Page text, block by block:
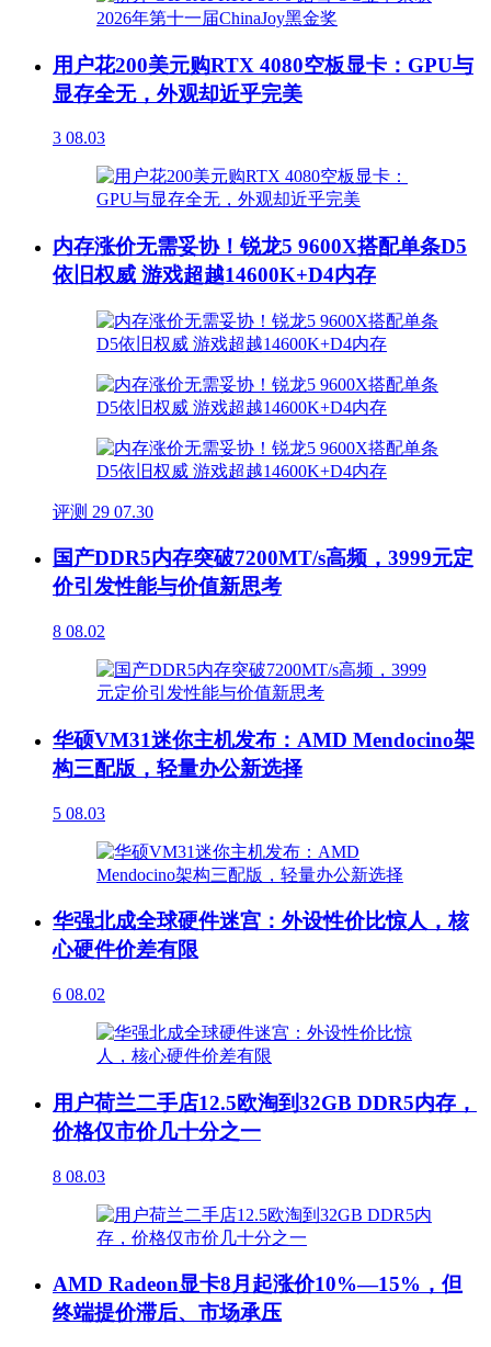
用户花200美元购RTX 4080空板显卡：GPU与
显存全无，外观却近乎完美
3 08.03
内存涨价无需妥协！锐龙5 9600X搭配单条D5
依旧权威 游戏超越14600K+D4内存
评测 29 07.30
国产DDR5内存突破7200MT/s高频，3999元定
价引发性能与价值新思考
8 08.02
华硕VM31迷你主机发布：AMD Mendocino架
构三配版，轻量办公新选择
5 08.03
华强北成全球硬件迷宫：外设性价比惊人，核
心硬件价差有限
6 08.02
用户荷兰二手店12.5欧淘到32GB DDR5内存，
价格仅市价几十分之一
8 08.03
AMD Radeon显卡8月起涨价10%—15%，但
终端提价滞后、市场承压